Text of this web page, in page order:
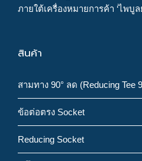
ภายใต้เครื่องหมายการค้า ‘ไพบู
สินค้า
สามทาง 90° ลด (Reducing Tee
ข้อต่อตรง Socket
Reducing Socket